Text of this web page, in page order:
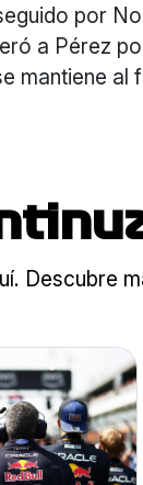
por
a Pérez
mantiene al
Descubre